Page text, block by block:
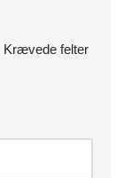
Krævede felter